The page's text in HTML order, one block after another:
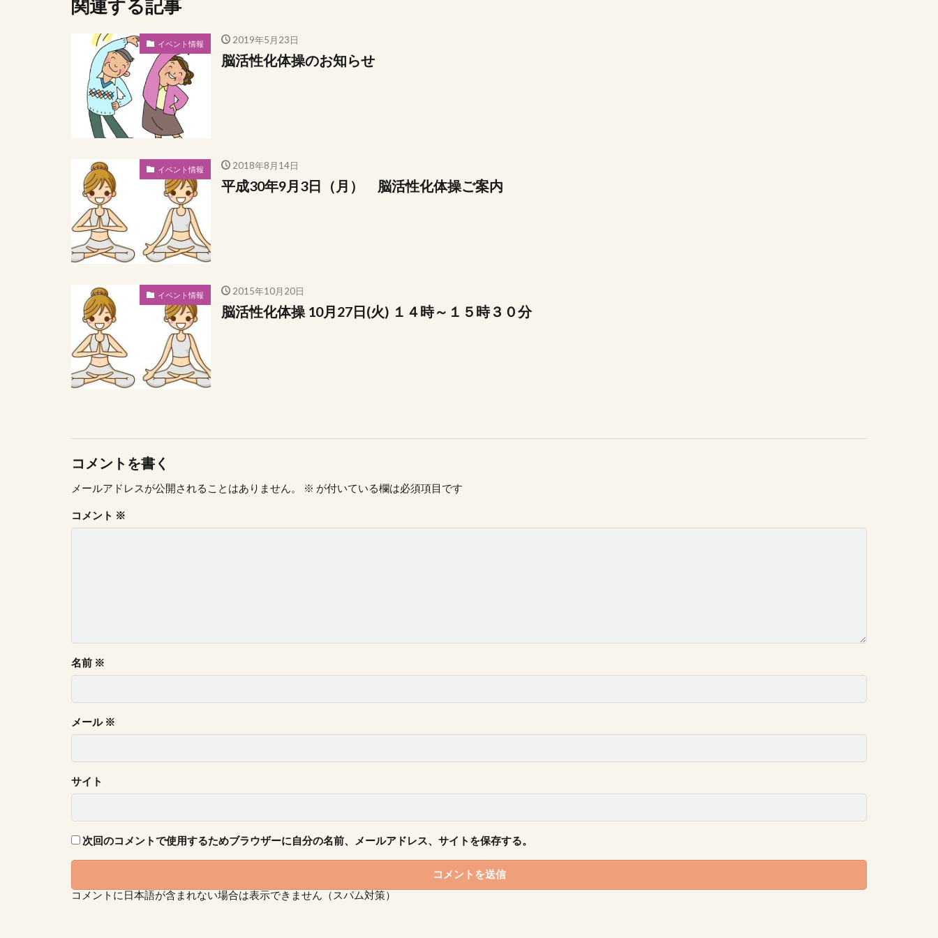
関連する記事
イベント情報 2019年5月23日
脳活性化体操のお知らせ
イベント情報 2018年8月14日
平成30年9月3日（月） 脳活性化体操ご案内
イベント情報 2015年10月20日
脳活性化体操 10月27日(火) １４時～１５時３０分
コメントを書く
メールアドレスが公開されることはありません。 ※ が付いている欄は必須項目です
コメント ※
名前 ※
メール ※
サイト
次回のコメントで使用するためブラウザーに自分の名前、メールアドレス、サイトを保存する。
コメントに日本語が含まれない場合は表示できません（スパム対策）